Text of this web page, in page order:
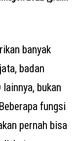
banyak
badan
bukan
fungsi
pernah bisa